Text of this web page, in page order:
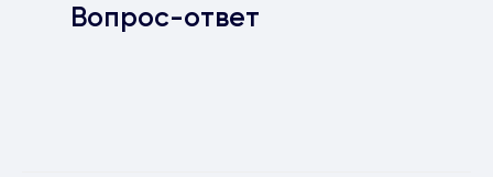
Вопрос-ответ